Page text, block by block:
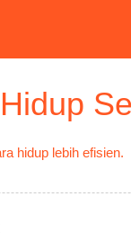
hidup lebih efisien.